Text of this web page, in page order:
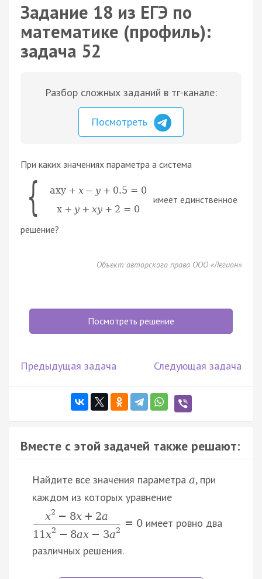
Задание 18 из ЕГЭ по
математике (профиль):
задача 52
Разбор сложных заданий в тг-канале:
Посмотреть
При каких значениях параметра a система
{ axy + x − y + 0.5 = 0
x + y + xy + 2 = 0
имеет единственное
решение?
Объект авторского права ООО «Легион»
Посмотреть решение
Предыдущая задача Следующая задача
Вместе с этой задачей также решают:
Найдите все значения параметра a, при
каждом из которых уравнение
x2 − 8x + 2a
11 x2 − 8ax − 3a2
= 0 имеет ровно два
различных решения.